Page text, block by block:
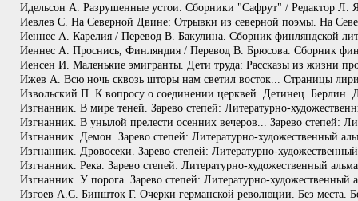
Идельсон А. Разрушенные устои. Сборники "Сафрут" / Редактор
Иевлев С. На Северной Двине: Отрывки из северной поэмы. На
Иеннес А. Карелия / Перевод В. Бакулина. Сборник финляндской
Иеннес А. Проснись, Финляндия / Перевод В. Брюсова. Сборник
Иенсен И. Маленькие эмигранты. Дети труда: Рассказы из жизни
Ижев А. Всю ночь сквозь шторы нам светил восток... Страницы
Извольский П. К вопросу о соединении церквей. Детинец. Берлин.
Изгнанник. В мире теней. Зарево степей: Литературно-
Изгнанник. В унылой прелести осенних вечеров... Зарево степей:
Изгнанник. Демон. Зарево степей: Литературно-художественный
Изгнанник. Дровосеки. Зарево степей: Литературно-
Изгнанник. Река. Зарево степей: Литературно-художественный
Изгнанник. У порога. Зарево степей: Литературно-
Изгоев А.С. Биншток Г. Очерки германской революции. Без